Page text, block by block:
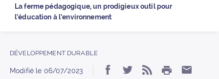
La ferme pédagogique, un prodigieux outil pour
l’éducation à l’environnement
DÉVELOPPEMENT DURABLE
Modifié le 06/07/2023 Partager « La ferme
Partager « La
S’abonner
IMPRIMER